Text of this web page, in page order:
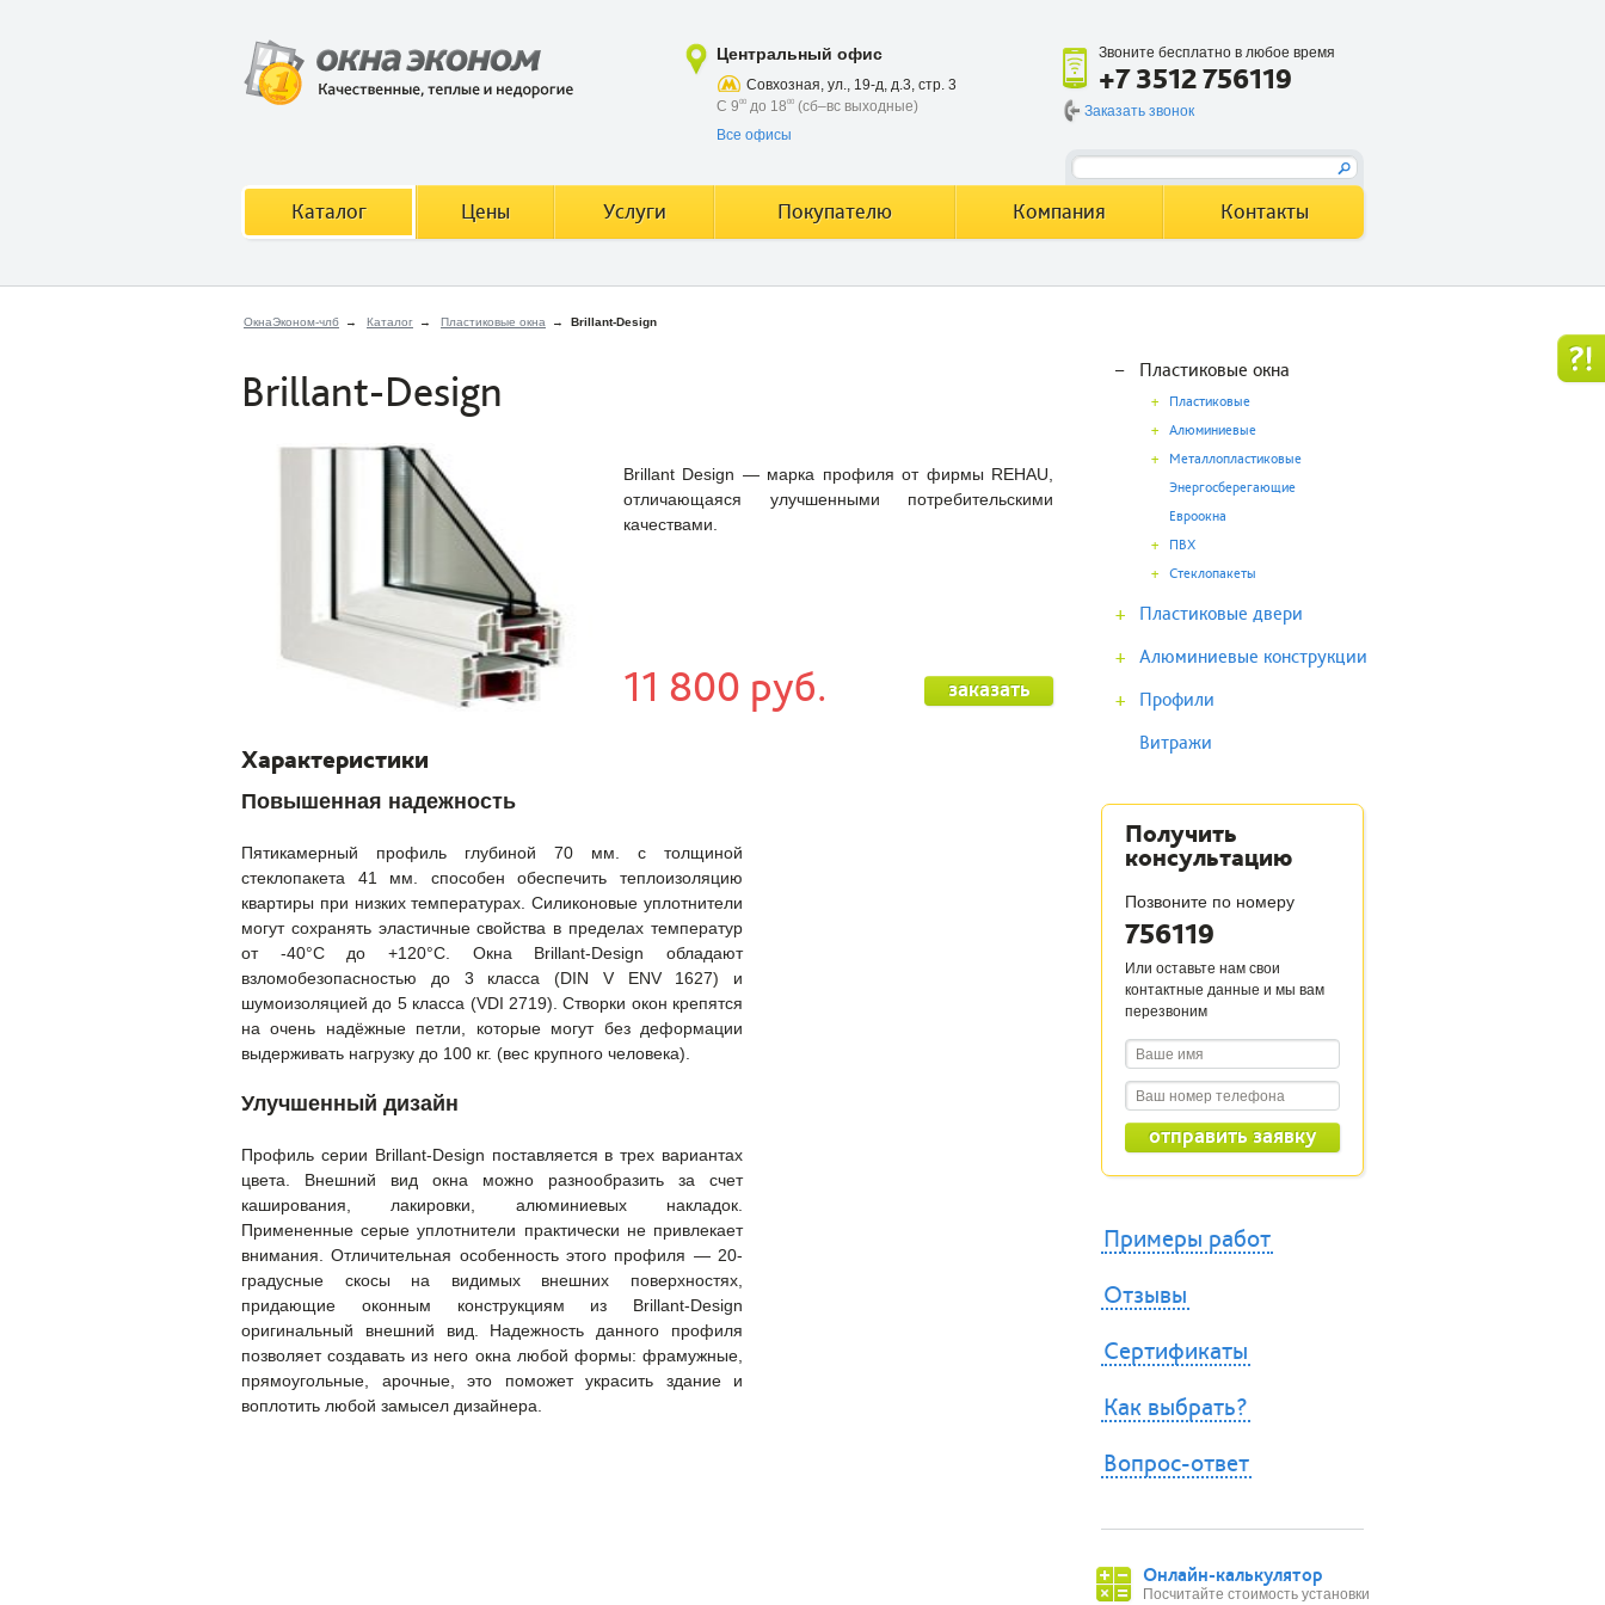
ОкнаЭконом-члб → Каталог → Пластиковые окна → Brillant-Design
Brillant-Design
Brillant Design — марка профиля от фирмы REHAU,
отличающаяся улучшенными потребительскими
качествами.
11 800 руб. заказать
Характеристики
Повышенная надежность
Пятикамерный профиль глубиной 70 мм. с толщиной
стеклопакета 41 мм. способен обеспечить теплоизоляцию
квартиры при низких температурах. Силиконовые уплотнители
могут сохранять эластичные свойства в пределах температур
от -40°С до +120°С. Окна Вrillant-Design обладают
взломобезопасностью до 3 класса (DIN V ENV 1627) и
шумоизоляцией до 5 класса (VDI 2719). Створки окон крепятся
на очень надёжные петли, которые могут без деформации
выдерживать нагрузку до 100 кг. (вес крупного человека).
Улучшенный дизайн
Профиль серии Вrillant-Design поставляется в трех вариантах
цвета. Внешний вид окна можно разнообразить за счет
каширования, лакировки, алюминиевых накладок.
Примененные серые уплотнители практически не привлекает
внимания. Отличительная особенность этого профиля — 20-
градусные скосы на видимых внешних поверхностях,
придающие оконным конструкциям из Brillant-Design
оригинальный внешний вид. Надежность данного профиля
позволяет создавать из него окна любой формы: фрамужные,
прямоугольные, арочные, это поможет украсить здание и
воплотить любой замысел дизайнера.
– Пластиковые окна
+
Пластиковые
+
Алюминиевые
+
Металлопластиковые
Энергосберегающие
Евроокна
+
ПВХ
+
Стеклопакеты
+
Пластиковые двери
+
Алюминиевые конструкции
+
Профили
Витражи
Получить
консультацию
Позвоните по номеру
756119
Или оставьте нам свои
контактные данные и мы вам
перезвоним
Примеры работ
Отзывы
Сертификаты
Как выбрать?
Вопрос-ответ
Онлайн-калькулятор
Посчитайте стоимость установки
Центральный офис
Совхозная, ул., 19-д, д.3, стр. 3
С 900 до 1800 (сб–вс выходные)
Все офисы
Звоните бесплатно в любое время
+7 3512 756119
Заказать звонок
Каталог Цены Услуги Покупателю Компания Контакты